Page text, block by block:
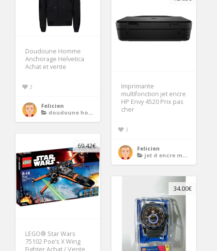
Doudoune Homme
Anchorage Helvetica
Achat et vente
3
Felicien
doudoune homme
Imprimante
multifonction jet encre
HP Envy 4520 Prix pas
cher
3
Felicien
jet d encre multifonctions
69.42€
LEGO® Star Wars
75102 Poe’s X Wing
Fighter Achat / Vente
34.00€